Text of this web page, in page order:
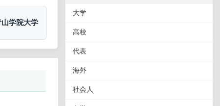
山学院大学
大学
高校
代表
海外
社会人